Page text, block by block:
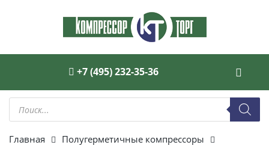
+7 (495) 232-35-36
Поиск
товаров
Главная
Полугерметичные компрессоры